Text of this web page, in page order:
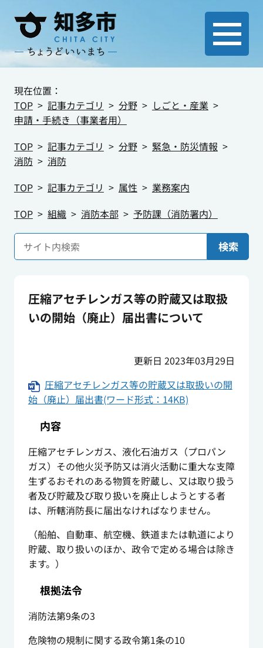
現在位置：
TOP
記事カテゴリ 分野
しごと・産業
申請・手続き（事業者用）
TOP
記事カテゴリ 分野
緊急・防災情報
消防
消防
TOP
記事カテゴリ 属性
業務案内
TOP
組織 消防本部 予防課（消防署内）
検索
圧縮アセチレンガス等の貯蔵又は取扱
いの開始（廃止）届出書について
更新日 2023年03月29日
圧縮アセチレンガス等の貯蔵又は取扱いの開
始（廃止）届出書(ワード形式：14KB)
内容
圧縮アセチレンガス、液化石油ガス（プロパン
ガス）その他火災予防又は消火活動に重大な支障
生ずるおそれのある物質を貯蔵し、又は取り扱う
者及び貯蔵及び取り扱いを廃止しようとする者
は、所轄消防長に届出なければなりません。
（船舶、自動車、航空機、鉄道または軌道により
貯蔵、取り扱いのほか、政令で定める場合は除き
ます。）
根拠法令
消防法第9条の3
危険物の規制に関する政令第1条の10